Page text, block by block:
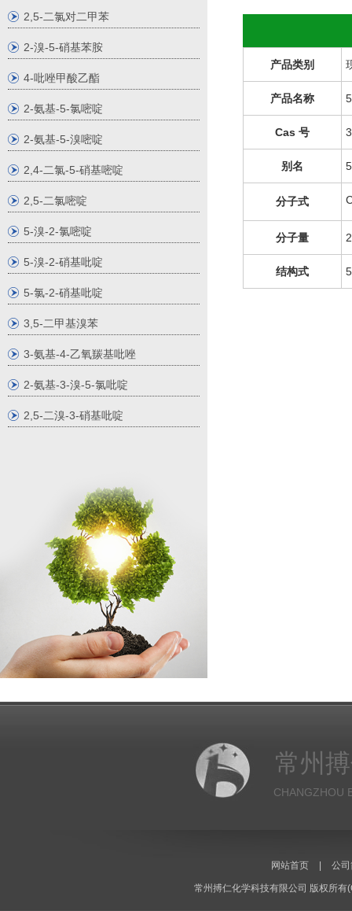
2,5-二氯对二甲苯
2-溴-5-硝基苯胺
4-吡唑甲酸乙酯
2-氨基-5-氯嘧啶
2-氨基-5-溴嘧啶
2,4-二氯-5-硝基嘧啶
2,5-二氯嘧啶
5-溴-2-氯嘧啶
5-溴-2-硝基吡啶
5-氯-2-硝基吡啶
3,5-二甲基溴苯
3-氨基-4-乙氧羰基吡唑
2-氨基-3-溴-5-氯吡啶
2,5-二溴-3-硝基吡啶
产品类别
产品名称
Cas 号
别名
分子式
分子量
结构式
常州
CHANGZHOU
网站首页 公
常州搏仁化学科技有限公司 版权所有